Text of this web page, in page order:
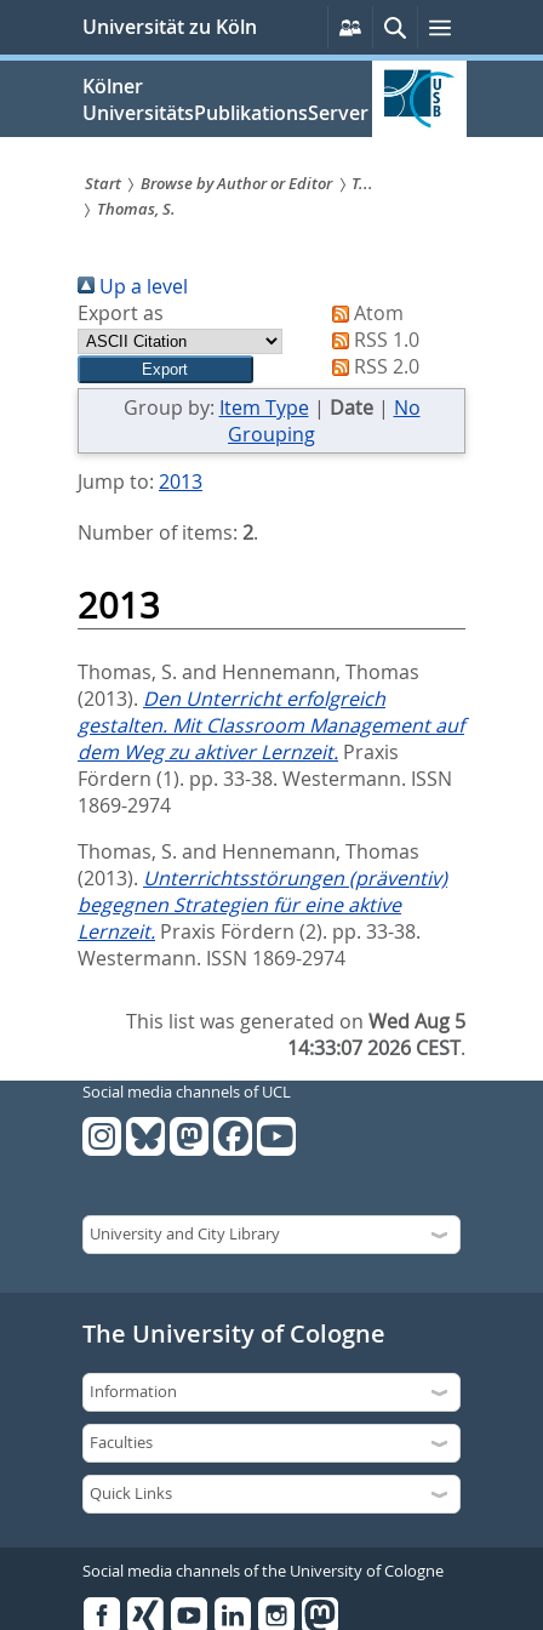
springen
Universität zu Köln
Persönliche
Services
SucheMenü
Kölner
UniversitätsPublikationsServer
Sie
sind
hier:
Start Browse by Author or Editor
T...
Thomas, S.
Up a level
Export as
Atom
RSS 1.0
RSS 2.0
Group by: Item Type| Date| No
Grouping
Jump to: 2013
Number of items: 2.
2013
Thomas, S. and Hennemann, Thomas
(2013). Den Unterricht erfolgreich
gestalten. Mit Classroom Management auf
dem Weg zu aktiver Lernzeit. Praxis
Fördern (1). pp. 33-38. Westermann. ISSN
1869-2974
Thomas, S. and Hennemann, Thomas
(2013). Unterrichtsstörungen (präventiv)
begegnen Strategien für eine aktive
Lernzeit. Praxis Fördern (2). pp. 33-38.
Westermann. ISSN 1869-2974
This list was generated onWed Aug 5
14:33:07 2026 CEST.
Social media channels of UCL
The University of Cologne
Social media channels of the University of Cologne